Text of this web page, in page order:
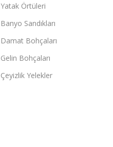
Yatak Örtüleri
Banyo Sandıkları
Damat Bohçaları
Gelin Bohçaları
Çeyizlik Yelekler